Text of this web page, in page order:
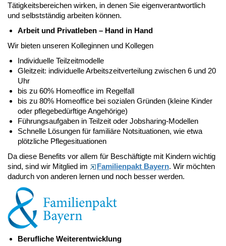
Tätigkeitsbereichen wirken, in denen Sie eigenverantwortlich
und selbstständig arbeiten können.
Arbeit und Privatleben – Hand in Hand
Wir bieten unseren Kolleginnen und Kollegen
Individuelle Teilzeitmodelle
Gleitzeit: individuelle Arbeitszeitverteilung zwischen 6 und 20
Uhr
bis zu 60% Homeoffice im Regelfall
bis zu 80% Homeoffice bei sozialen Gründen (kleine Kinder
oder pflegebedürftige Angehörige)
Führungsaufgaben in Teilzeit oder Jobsharing-Modellen
Schnelle Lösungen für familiäre Notsituationen, wie etwa
plötzliche Pflegesituationen
Da diese Benefits vor allem für Beschäftigte mit Kindern wichtig
sind, sind wir Mitglied im
Familienpakt Bayern. Wir möchten
dadurch von anderen lernen und noch besser werden.
Berufliche Weiterentwicklung